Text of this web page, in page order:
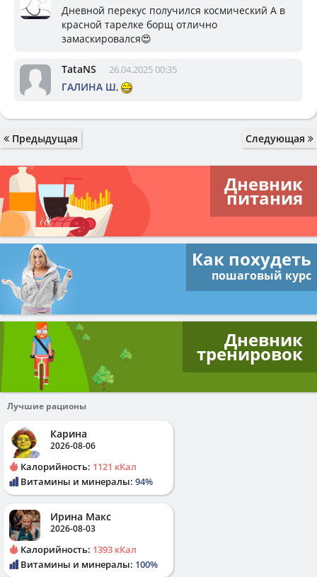
Дневной перекус получился космический А в
красной тарелке борщ отлично
замаскировался😍
TataNS 26.04.2025 00:35
ГАЛИНА Ш,
Предыдущая Следующая
Дневник
питания
Как похудеть
пошаговый курс
Дневник
тренировок
Лучшие рационы
Карина
2026-08-06
Калорийность: 1121 кКал
Витамины и минералы: 94%
Ирина Макс
2026-08-03
Калорийность: 1393 кКал
Витамины и минералы: 100%